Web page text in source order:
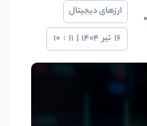
ارزهای دیجیتال
16 تیر 1404
|
11
:
10